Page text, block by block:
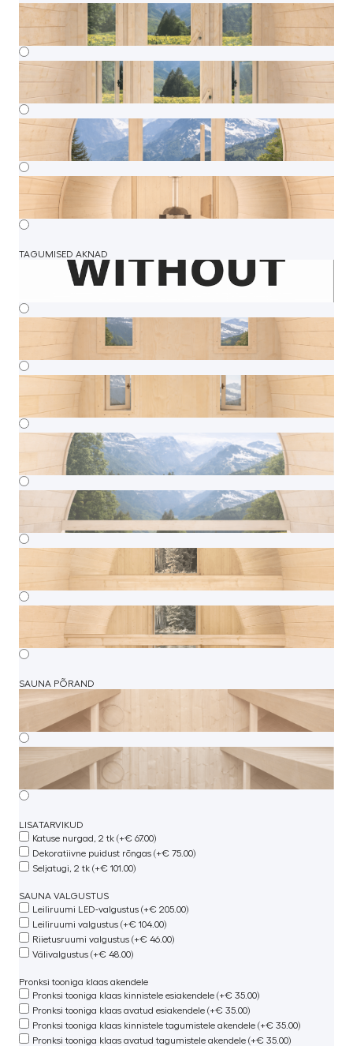
TAGUMISED AKNAD
SAUNA PÕRAND
LISATARVIKUD
Katuse nurgad, 2 tk (+€ 67.00)
Dekoratiivne puidust rõngas (+€ 75.00)
Seljatugi, 2 tk (+€ 101.00)
SAUNA VALGUSTUS
Leiliruumi LED-valgustus (+€ 205.00)
Leiliruumi valgustus (+€ 104.00)
Riietusruumi valgustus (+€ 46.00)
Välivalgustus (+€ 48.00)
Pronksi tooniga klaas akendele
Pronksi tooniga klaas kinnistele esiakendele (+€ 35.00)
Pronksi tooniga klaas avatud esiakendele (+€ 35.00)
Pronksi tooniga klaas kinnistele tagumistele akendele (+€ 35.00)
Pronksi tooniga klaas avatud tagumistele akendele (+€ 35.00)